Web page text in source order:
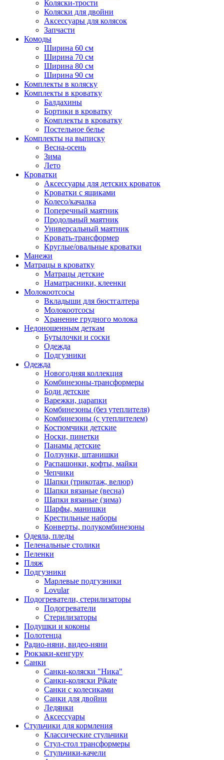
Коляски-трости
Коляски для двойни
Аксессуары для колясок
Запчасти
Комоды
Ширина 60 см
Ширина 70 см
Ширина 80 см
Ширина 90 см
Комплекты в коляску
Комплекты в кроватку
Балдахины
Бортики в кроватку
Комплекты в кроватку
Постельное белье
Комплекты на выписку
Весна-осень
Зима
Лето
Кроватки
Аксессуары для детских кроваток
Кроватки с ящиками
Колесо/качалка
Поперечный маятник
Продольный маятник
Универсальный маятник
Кровать-трансформер
Круглые/овальные кроватки
Манежи
Матрацы в кроватку
Матрацы детские
Наматрасники, клеенки
Молокоотсосы
Вкладыши для бюстгалтера
Молокоотсосы
Хранение грудного молока
Недоношенным деткам
Бутылочки и соски
Одежда
Подгузники
Одежда
Новогодняя коллекция
Комбинезоны-трансформеры
Боди детские
Варежки, царапки
Комбинезоны (без утеплителя)
Комбинезоны (с утеплителем)
Костюмчики детские
Носки, пинетки
Панамы детские
Ползунки, штанишки
Распашонки, кофты, майки
Чепчики
Шапки (трикотаж, велюр)
Шапки вязаные (весна)
Шапки вязаные (зима)
Шарфы, манишки
Крестильные наборы
Конверты, полукомбинезоны
Одеяла, пледы
Пеленальные столики
Пеленки
Пляж
Подгузники
Марлевые подгузники
Lovular
Подогреватели, стерилизаторы
Подогреватели
Стерилизаторы
Подушки и коконы
Полотенца
Радио-няни, видео-няни
Рюкзаки-кенгуру
Санки
Санки-коляски "Ника"
Санки-коляски Pikate
Санки с колесиками
Санки для двойни
Ледянки
Аксессуары
Стульчики для кормления
Классические стульчики
Стул-стол трансформеры
Стульчики-качели